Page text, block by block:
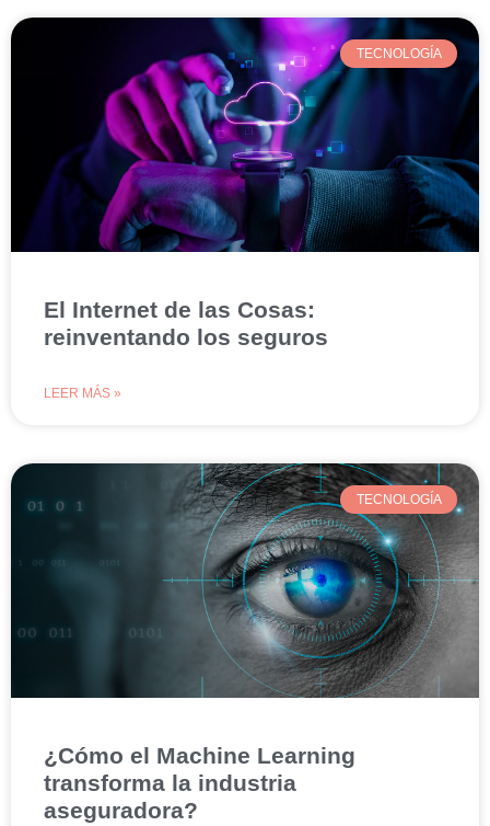
TECNOLOGÍA
El Internet de las Cosas:
reinventando los seguros
LEER MÁS »
TECNOLOGÍA
¿Cómo el Machine Learning
transforma la industria
aseguradora?